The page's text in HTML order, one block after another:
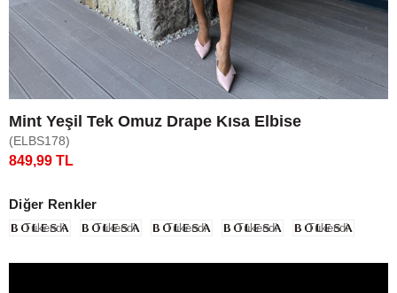
Mint Yeşil Tek Omuz Drape Kısa Elbise
(ELBS178)
849,99 TL
Diğer Renkler
Tükendi Tükendi Tükendi Tükendi Tükendi